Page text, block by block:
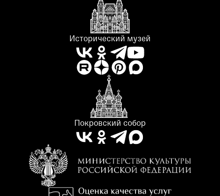
Исторический музей
Покровский собор